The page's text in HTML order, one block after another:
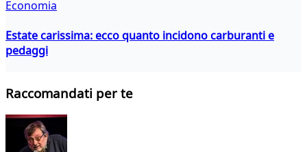
Economia
Estate carissima: ecco quanto incidono carburanti e
pedaggi
Raccomandati per te